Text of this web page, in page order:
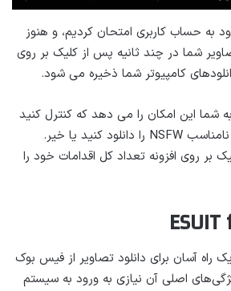
به حساب کاربری امتحان کردیم، و هنوز
شما در چند ثانیه پس از کلیک بر روی
کامپیوتر شما ذخیره می شود.
Media Harvest for X به شما این امکان را می دهد که کنترل کنید
آیا می خواهید محتوای نامناسب NSFW را دانلود کنید یا خیر.
بر روی افزونه تعداد کل اقدامات خود را
یک راه آسان برای دانلود تصاویر از فیس بوک
اصلی آن نیازی به ورود به سیستم